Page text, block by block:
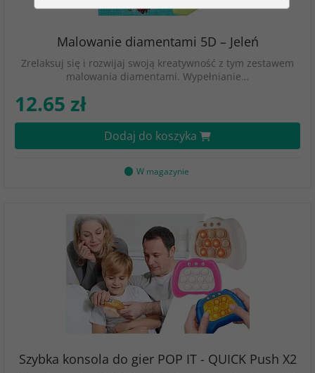
Malowanie diamentami 5D – Jeleń
Zrelaksuj się i rozwijaj swoją kreatywność z tym zestawem
malowania diamentami. Wypełnianie…
12.65 zł
Dodaj do koszyka
W magazynie
Szybka konsola do gier POP IT - QUICK Push X2